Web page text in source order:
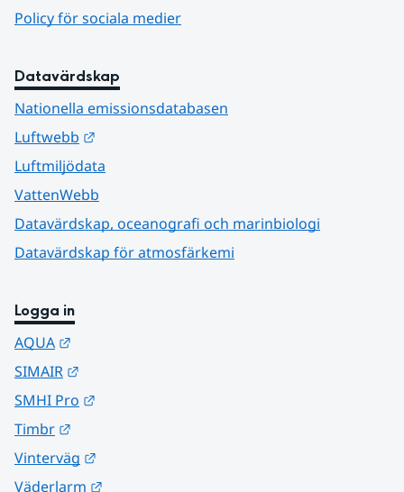
Policy för sociala medier
Datavärdskap
Nationella emissionsdatabasen
Luftwebb
Luftmiljödata
VattenWebb
Datavärdskap, oceanografi och marinbiologi
Datavärdskap för atmosfärkemi
Logga in
AQUA
SIMAIR
SMHI Pro
Timbr
Vinterväg
Väderlarm